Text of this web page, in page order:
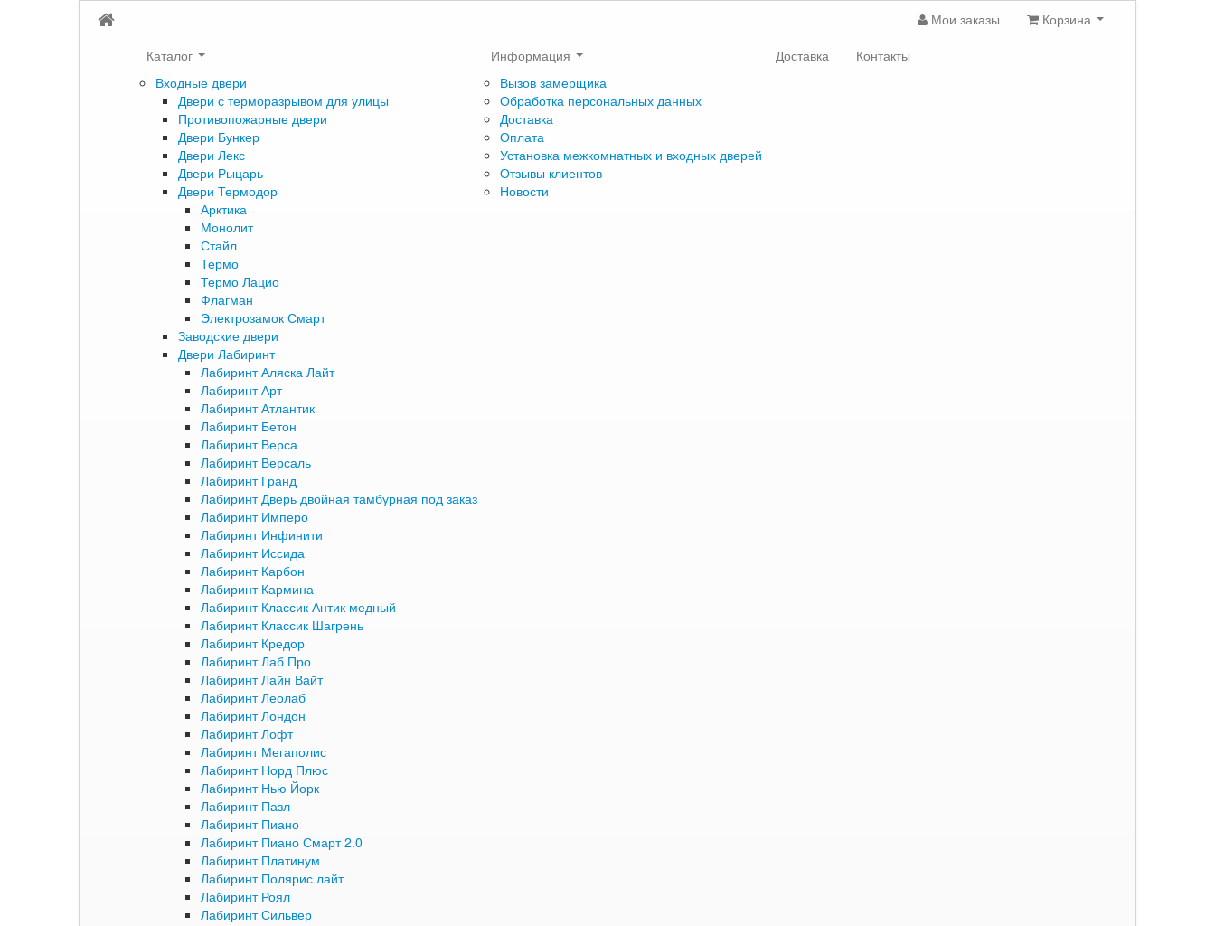
Мои заказы
Корзина
Каталог
Входные двери
Двери с терморазрывом для улицы
Противопожарные двери
Двери Бункер
Двери Лекс
Двери Рыцарь
Двери Термодор
Арктика
Монолит
Стайл
Термо
Термо Лацио
Флагман
Электрозамок Смарт
Заводские двери
Двери Лабиринт
Лабиринт Аляска Лайт
Лабиринт Арт
Лабиринт Атлантик
Лабиринт Бетон
Лабиринт Верса
Лабиринт Версаль
Лабиринт Гранд
Лабиринт Дверь двойная тамбурная под заказ
Лабиринт Имперо
Лабиринт Инфинити
Лабиринт Иссида
Лабиринт Карбон
Лабиринт Кармина
Лабиринт Классик Антик медный
Лабиринт Классик Шагрень
Лабиринт Кредор
Лабиринт Лаб Про
Лабиринт Лайн Вайт
Лабиринт Леолаб
Лабиринт Лондон
Лабиринт Лофт
Лабиринт Мегаполис
Лабиринт Норд Плюс
Лабиринт Нью Йорк
Лабиринт Пазл
Лабиринт Пиано
Лабиринт Пиано Смарт 2.0
Лабиринт Платинум
Лабиринт Полярис лайт
Лабиринт Роял
Лабиринт Сильвер
Информация
Вызов замерщика
Обработка персональных данных
Доставка
Оплата
Установка межкомнатных и входных дверей
Отзывы клиентов
Новости
Доставка Контакты